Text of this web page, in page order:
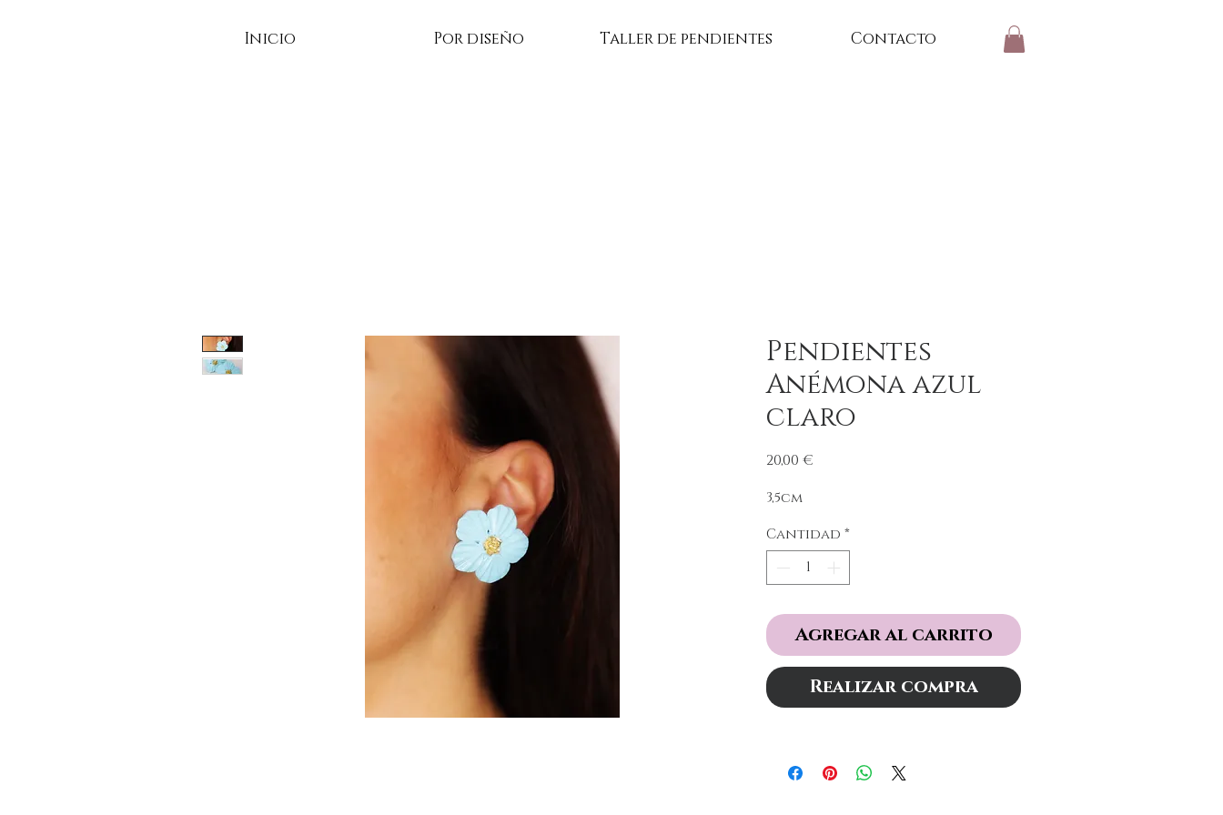
Inicio Por diseño Taller de pendientes Contacto
Pendientes
Anémona azul
claro
20,00 €
3,5cm
Cantidad *
Agregar al carrito
Realizar compra